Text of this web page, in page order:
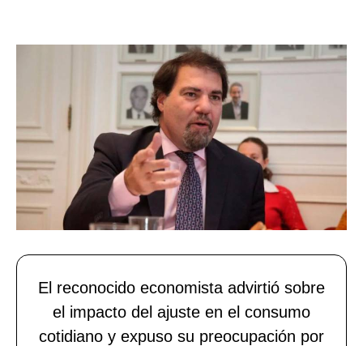
El reconocido economista advirtió sobre
el impacto del ajuste en el consumo
cotidiano y expuso su preocupación por